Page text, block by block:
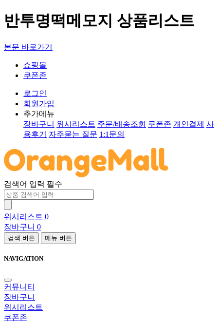
반투명떡메모지 상품리스트
본문 바로가기
쇼핑몰
쿠폰존
로그인
회원가입
추가메뉴
장바구니 위시리스트 주문/배송조회 쿠폰존 개인결제 사
용후기
자주묻는 질문 1:1문의
검색어 입력 필수
위시리스트 0
장바구니 0
검색 버튼 메뉴 버튼
NAVIGATION
커뮤니티
장바구니
위시리스트
쿠폰존